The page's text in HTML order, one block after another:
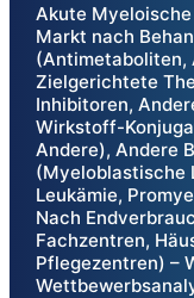
Akute
Markt nach
(Antimetaboliten,
Zielgerichtete
Inhibitoren,
Wirkstoff-
Andere), Andere
(Myeloblastische
Leukämie,
Nach
Fachzentren,
Pflegezentren) –